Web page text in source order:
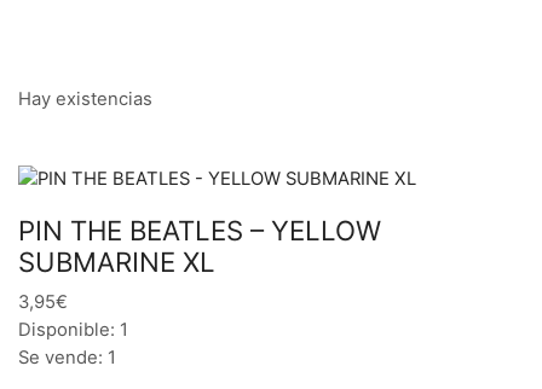
Hay existencias
PIN THE BEATLES – YELLOW
SUBMARINE XL
3,95€
Disponible: 1
Se vende: 1